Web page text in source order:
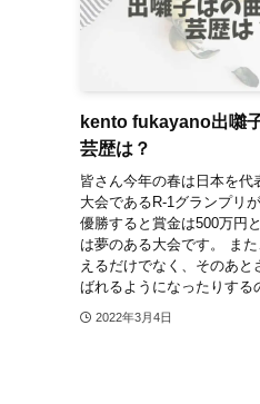
kento fukayano出囃
芸歴は？
皆さん今年の春は日本を代
大会であるR-1グランプリ
優勝すると賞金は500万円
は夢のある大会です。 ま
えるだけでなく、そのあと
ばれるようになったりする
2022年3月4日